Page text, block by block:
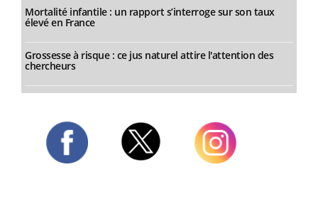
Mortalité infantile : un rapport s’interroge sur son taux
élevé en France
Grossesse à risque : ce jus naturel attire l'attention des
chercheurs